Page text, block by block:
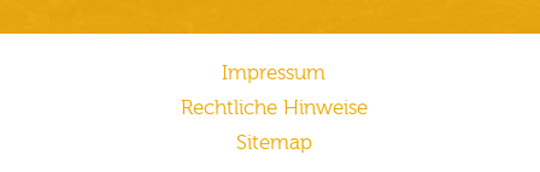
Impressum
Rechtliche Hinweise
Sitemap